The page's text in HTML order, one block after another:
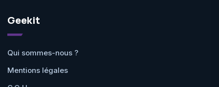
Geekit
Qui sommes-nous ?
Mentions légales